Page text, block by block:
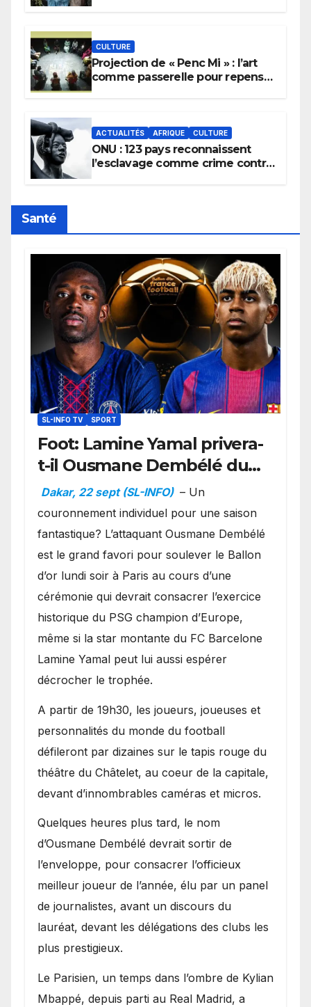
CULTURE
Projection de « Penc Mi » : l’art
comme passerelle pour repenser
ACTUALITÉS AFRIQUE CULTURE
ONU : 123 pays reconnaissent
l’esclavage comme crime contre
Santé
SL-INFO TV SPORT
Foot: Lamine Yamal privera-
t-il Ousmane Dembélé du
Ballon d’or ?
Dakar, 22 sept (SL-INFO) – Un
couronnement individuel pour une saison
fantastique? L’attaquant Ousmane Dembélé
est le grand favori pour soulever le Ballon
d’or lundi soir à Paris au cours d’une
cérémonie qui devrait consacrer l’exercice
historique du PSG champion d’Europe,
même si la star montante du FC Barcelone
Lamine Yamal peut lui aussi espérer
décrocher le trophée.
A partir de 19h30, les joueurs, joueuses et
personnalités du monde du football
défileront par dizaines sur le tapis rouge du
théâtre du Châtelet, au coeur de la capitale,
devant d’innombrables caméras et micros.
Quelques heures plus tard, le nom
d’Ousmane Dembélé devrait sortir de
l’enveloppe, pour consacrer l’officieux
meilleur joueur de l’année, élu par un panel
de journalistes, avant un discours du
lauréat, devant les délégations des clubs les
plus prestigieux.
Le Parisien, un temps dans l’ombre de Kylian
Mbappé, depuis parti au Real Madrid, a